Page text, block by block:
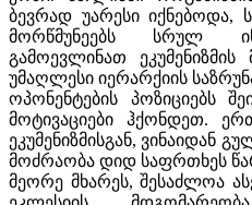
ბევრად უარესი იქნებოდა,
მორწმუნეებს სრულ
გამოევლინათ
უმაღლესი იერარქიის
ოპონენტების პოზიციებს
მოტივაციები ჰქონდეთ.
ეკუმენიზმისგან, ვინაიდან
მოძრაობა დიდ საფრთხეს
მეორე მხარეს, შესაძლოა